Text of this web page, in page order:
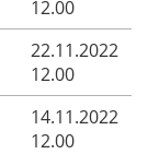
12.00
22.11.2022
12.00
14.11.2022
12.00